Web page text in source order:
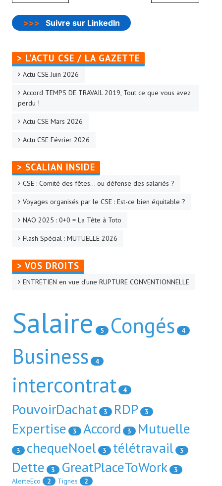
Tuto Authentification / Problème de connexion
>>> Suivre sur LinkedIn
> L'ACTU CSE / LA GAZETTE
Actu CSE Juin 2026
Accord TEMPS DE TRAVAIL 2019, Tout ce que vous avez
perdu !
Actu CSE Mars 2026
Actu CSE Février 2026
> SCALIAN INSIDE
CSE : Comité des fêtes… ou défense des salariés ?
Voyages organisés par le CSE : Est-ce bien équitable ?
NAO 2025 : 0+0 = La Tête à Toto
Flash Spécial : MUTUELLE 2026
> VOS DROITS
ENTRETIEN en vue d’une RUPTURE CONVENTIONNELLE
Salaire 5 Congés 4
Business 4
intercontrat 4
PouvoirDachat 3 RDP 3
Expertise 3 Accord 3 Mutuelle
3 chequeNoel 3 télétravail 3
Dette 3 GreatPlaceToWork
3
AlerteEco
2 Tignes 2